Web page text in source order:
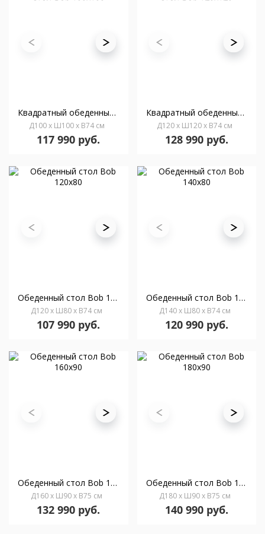
Квадратный обеденный стол Bob 100x100
Д100 x Ш100 x В74 см
117 990 руб.
Квадратный обеденный стол Bob 120x120
Д120 x Ш120 x В74 см
128 990 руб.
Oбеденный стол Bob 120x80
Д120 x Ш80 x В74 см
107 990 руб.
Oбеденный стол Bob 140x80
Д140 x Ш80 x В74 см
120 990 руб.
Oбеденный стол Bob 160x90
Д160 x Ш90 x В75 см
132 990 руб.
Oбеденный стол Bob 180x90
Д180 x Ш90 x В75 см
140 990 руб.